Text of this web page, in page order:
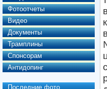
Фотоотчеты
Видео
Документы
Трамплины
Спонсорам
Антидопинг
Последние фото